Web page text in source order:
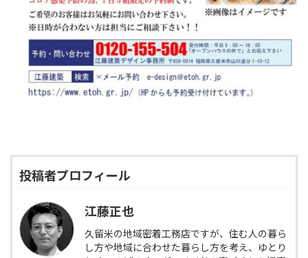
投稿者プロフィール
江藤正也
久留米の地域密着工務店ですが、住む人の暮ら
し方や地域に合わせた暮らし方を考え、ゆとり